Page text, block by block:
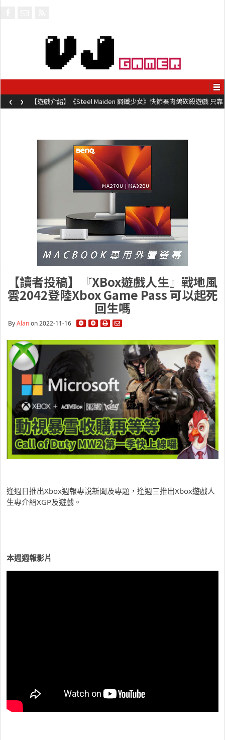
【遊戲介紹】《Steel Maiden 鋼鐵少女》快節奏肉鴿砍殺遊戲 只靠
兩鍵操作動作極致流暢試玩上架中
‹ ›
【讀者投稿】『XBox遊戲人生』戰地風
雲2042登陸Xbox Game Pass 可以起死
回生嗎
ByAlanon 2022-11-16
逢週日推出Xbox週報專說新聞及專題，逢週三推出Xbox遊戲人
生專介紹XGP及遊戲。
本週週報影片